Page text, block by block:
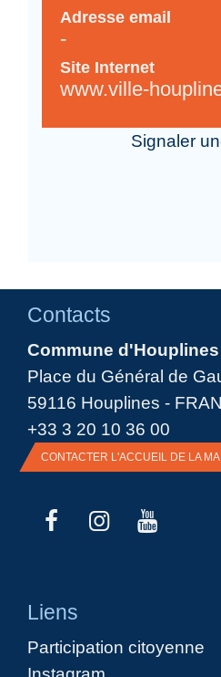
Adresse email
-
Site Internet
www.ville-
Signaler
Contacts
Commune d'Houplines
Place du Général de
59116 Houplines -
+33 3 20 10 36 00
CONTACTER L'ACCUEIL DE LA
Liens
Participation citoyenne